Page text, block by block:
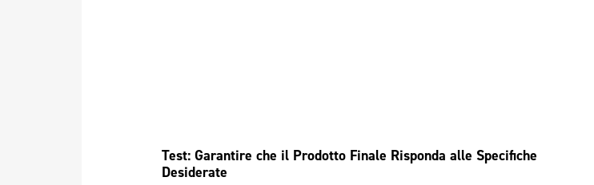
Test: Garantire che il Prodotto Finale Risponda alle Specifiche
Desiderate